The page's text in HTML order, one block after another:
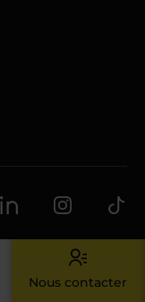
Nous contacter
Rétractation
Plan du site